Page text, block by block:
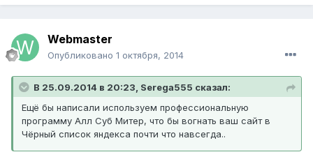
Webmaster
Опубликовано 1 октября, 2014
В 25.09.2014 в 20:23, Serega555 сказал:
Ещё бы написали используем профессиональную
программу Алл Суб Митер, что бы вогнать ваш сайт в
Чёрный список яндекса почти что навсегда..